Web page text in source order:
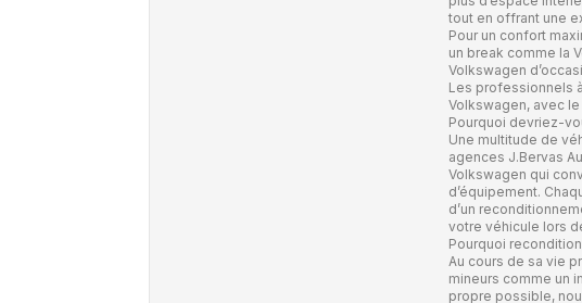
tout en offrant une
Pour un confort
un break comme la
Volkswagen
Les professionnels
Volkswagen, avec
Pourquoi devriez-
Une multitude de
agences J.Bervas
Volkswagen qui
d’équipement.
d’un
votre véhicule lors
Pourquoi
Au cours de sa vie
mineurs comme un
propre possible,